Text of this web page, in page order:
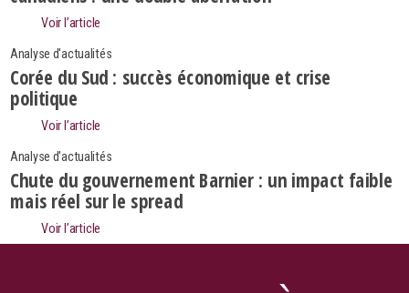
Voir l’article
Analyse d'actualités
Corée du Sud : succès économique et crise
politique
Voir l’article
Analyse d'actualités
Chute du gouvernement Barnier : un impact faible
mais réel sur le spread
Voir l’article
Search
Rechercher